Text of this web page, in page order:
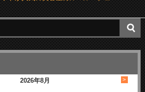
2026年8月 >